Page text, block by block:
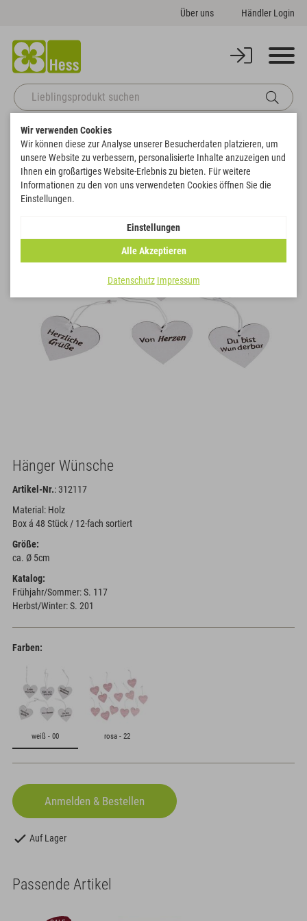
Über uns Händler Login
Startseite Deko Accessoires
Zurück zur Artikelübersicht
Hänger Wünsche
Artikel-Nr.: 312117
Material: Holz
Box á 48 Stück / 12-fach sortiert
Größe:
ca. Ø 5cm
Katalog:
Frühjahr/Sommer: S. 117
Herbst/Winter: S. 201
Farben:
weiß - 00 rosa - 22
Auf Lager
Passende Artikel
Wir verwenden Cookies
Wir können diese zur Analyse unserer Besucherdaten platzieren, um
unsere Website zu verbessern, personalisierte Inhalte anzuzeigen und
Ihnen ein großartiges Website-Erlebnis zu bieten. Für weitere
Informationen zu den von uns verwendeten Cookies öffnen Sie die
Einstellungen.
Einstellungen
Alle Akzeptieren
Datenschutz Impressum